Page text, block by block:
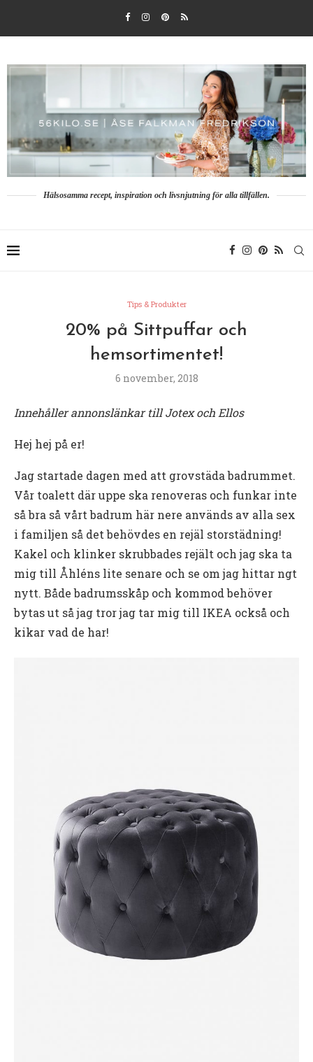
Hälsosamma recept, inspiration och livsnjutning för alla tillfällen.
Tips & Produkter
20% på Sittpuffar och
hemsortimentet!
6 november, 2018
Innehåller annonslänkar till Jotex och Ellos
Hej hej på er!
Jag startade dagen med att grovstäda badrummet.
Vår toalett där uppe ska renoveras och funkar inte
så bra så vårt badrum här nere används av alla sex
i familjen så det behövdes en rejäl storstädning!
Kakel och klinker skrubbades rejält och jag ska ta
mig till Åhléns lite senare och se om jag hittar ngt
nytt. Både badrumsskåp och kommod behöver
bytas ut så jag tror jag tar mig till IKEA också och
kikar vad de har!